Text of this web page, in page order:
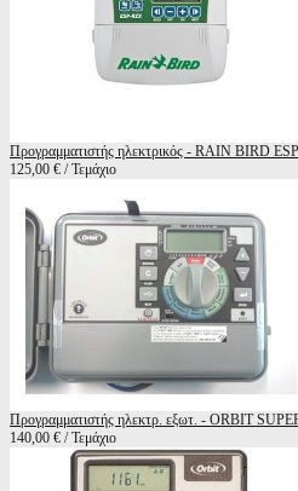
Προγραμματιστής ηλεκτρικός - RAIN BIRD
125,00 € / Τεμάχιο
Προγραμματιστής ηλεκτρ. εξωτ. - ORBIT
140,00 € / Τεμάχιο